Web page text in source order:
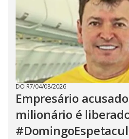
DO R7/04/08/2026
Empresário
milionário é